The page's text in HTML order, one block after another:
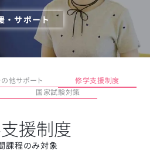
・サポート
他サポート
修学支援制度
国家試験対策
援制度
課程のみ対象